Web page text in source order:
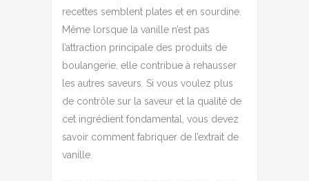
recettes semblent plates et en sourdine.
Même lorsque la vanille n’est pas
l’attraction principale des produits de
boulangerie, elle contribue à rehausser
les autres saveurs. Si vous voulez plus
de contrôle sur la saveur et la qualité de
cet ingrédient fondamental, vous devez
savoir comment fabriquer de l’extrait de
vanille.